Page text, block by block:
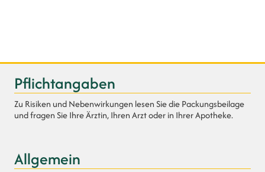
Pflichtangaben
Zu Risiken und Nebenwirkungen lesen Sie die Packungsbeilage
und fragen Sie Ihre Ärztin, Ihren Arzt oder in Ihrer Apotheke.
Allgemein